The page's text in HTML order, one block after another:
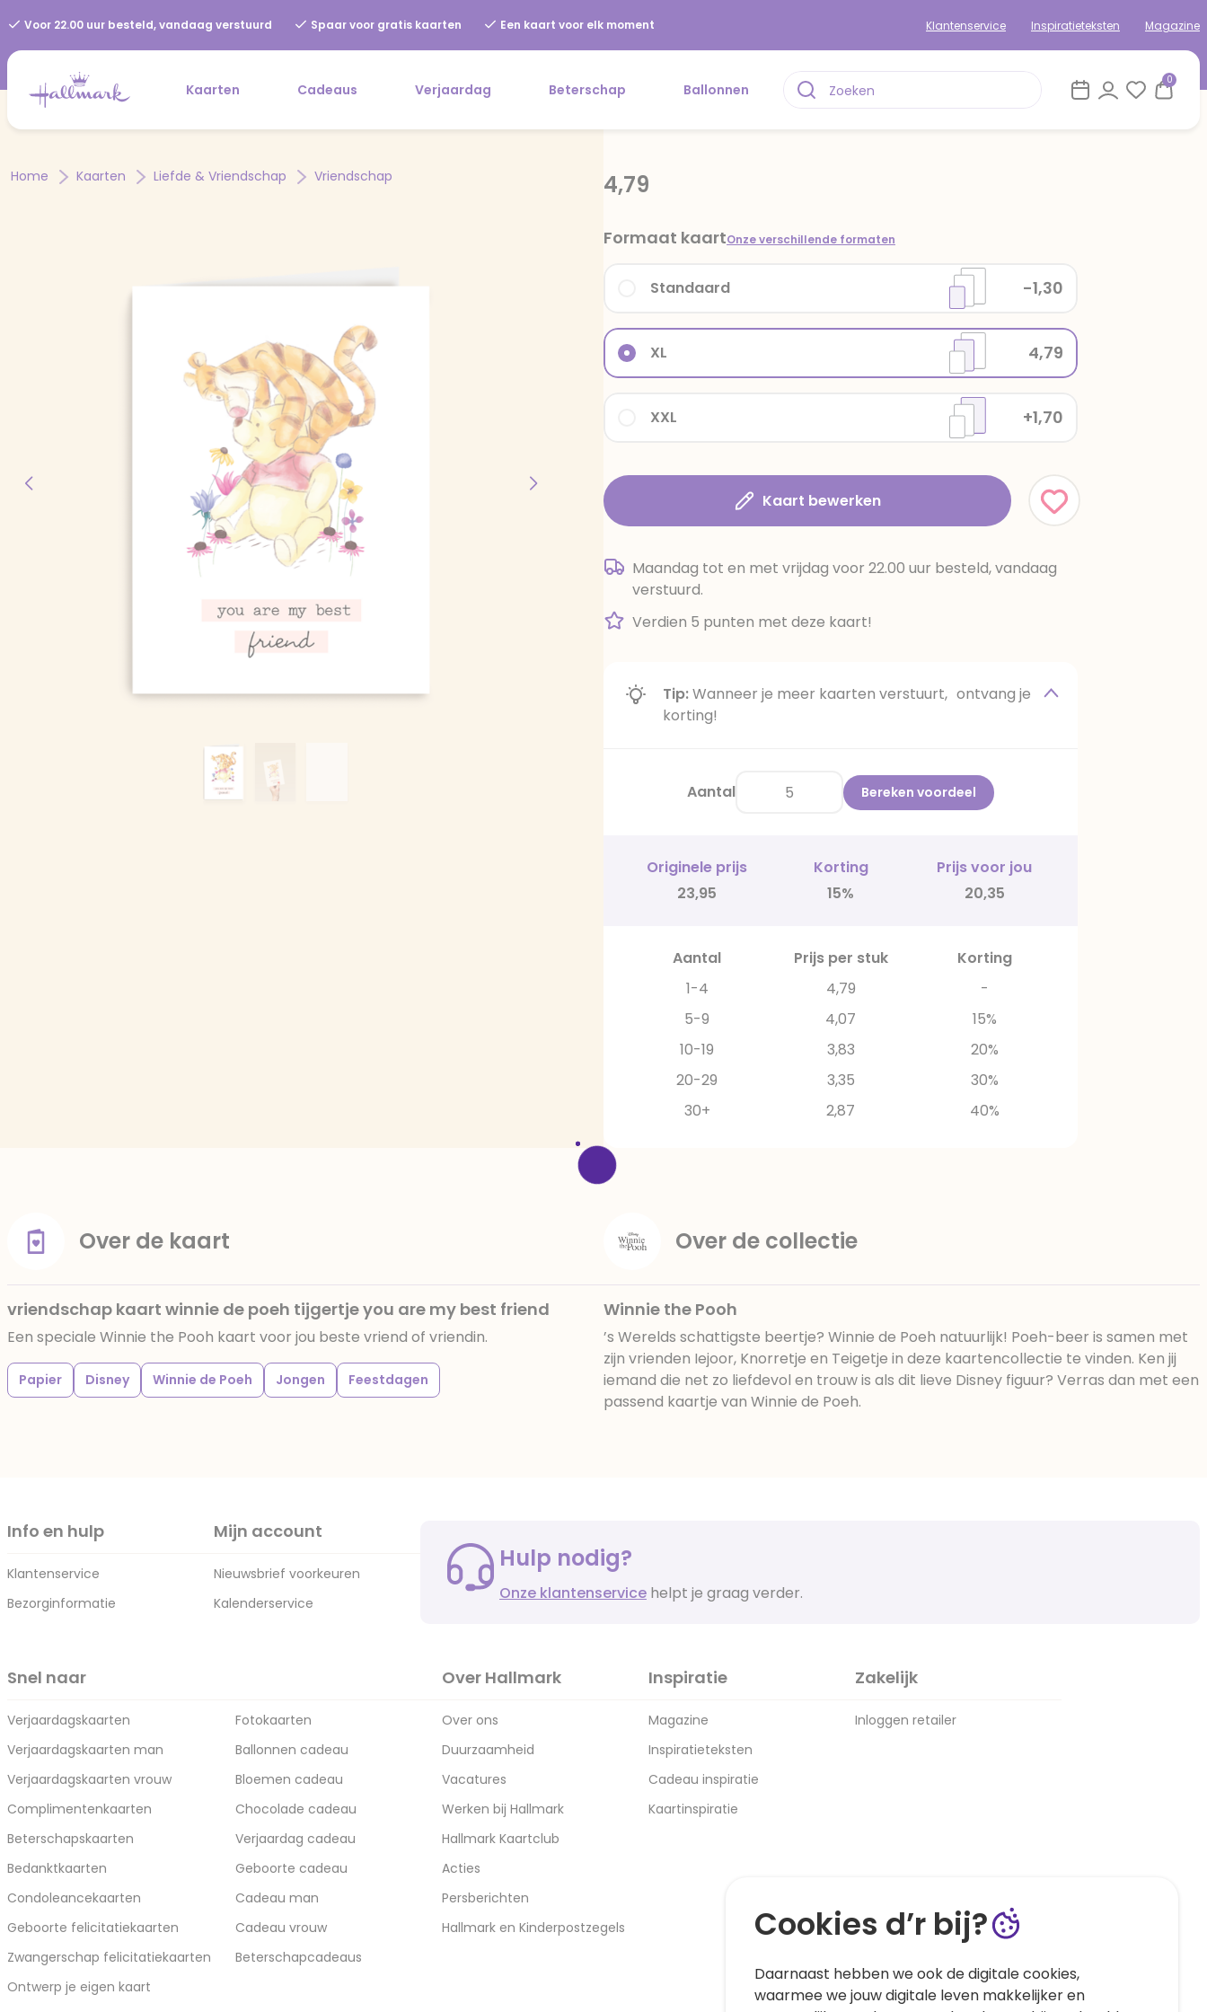
Voor 22.00 uur besteld, vandaag verstuurd Spaar voor gratis kaarten Een kaart voor elk moment Klantenservice Inspiratieteksten Magazine
Kaarten Cadeaus Verjaardag Beterschap Ballonnen
0
Home Kaarten Liefde & Vriendschap Vriendschap 4,79
Formaat kaartOnze verschillende formaten
XXL +1,70
XL 4,79
Standaard -1,30
Kaart bewerken
Maandag tot en met vrijdag voor 22.00 uur besteld, vandaag
verstuurd.
Verdien 5 punten met deze kaart!
Tip:Wanneer je meer kaarten verstuurt, ontvang je
korting!
Aantal Bereken voordeel
Originele prijs Korting
Prijs voor jou
23,95
15% 20,35
Aantal Prijs per stuk
Korting
1-4
4,79
-
5-9
4,07
15%
10-19
3,83
20%
20-29
3,35
30%
30+
2,87 40%
Over de kaart
vriendschap kaart winnie de poeh tijgertje you are my best friend
Een speciale Winnie the Pooh kaart voor jou beste vriend of vriendin.
Papier Disney Winnie de Poeh Jongen Feestdagen
Over de collectie
Winnie the Pooh
’s Werelds schattigste beertje? Winnie de Poeh natuurlijk! Poeh-beer is samen met
zijn vrienden Iejoor, Knorretje en Teigetje in deze kaartencollectie te vinden. Ken jij
iemand die net zo liefdevol en trouw is als dit lieve Disney figuur? Verras dan met een
passend kaartje van Winnie de Poeh.
Info en hulp
Klantenservice
Bezorginformatie
Mijn account
Nieuwsbrief voorkeuren
Kalenderservice
Hulp nodig?
Onze klantenservice helpt je graag verder.
Snel naar
Verjaardagskaarten
Verjaardagskaarten man
Verjaardagskaarten vrouw
Complimentenkaarten
Beterschapskaarten
Bedanktkaarten
Condoleancekaarten
Geboorte felicitatiekaarten
Zwangerschap felicitatiekaarten
Ontwerp je eigen kaart
Fotokaarten
Ballonnen cadeau
Bloemen cadeau
Chocolade cadeau
Verjaardag cadeau
Geboorte cadeau
Cadeau man
Cadeau vrouw
Beterschapcadeaus
Over Hallmark
Over ons
Duurzaamheid
Vacatures
Werken bij Hallmark
Hallmark Kaartclub
Acties
Persberichten
Hallmark en Kinderpostzegels
Inspiratie
Magazine
Inspiratieteksten
Cadeau inspiratie
Kaartinspiratie
Zakelijk
Inloggen retailer
Cookies d’r bij?
Daarnaast hebben we ook de digitale cookies,
waarmee we jouw digitale leven makkelijker en